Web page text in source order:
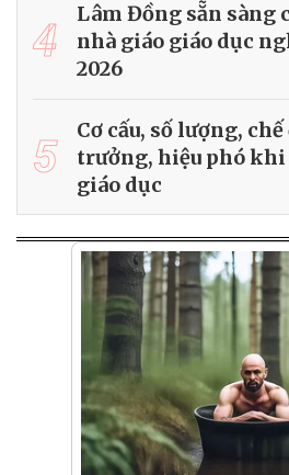
4
Lâm Đồng sẵn sàng
nhà giáo giáo dục
2026
5
Cơ cấu, số lượng,
trưởng, hiệu phó khi
giáo dục